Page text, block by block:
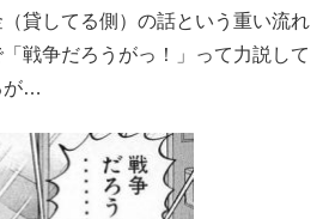
貸してる側）の話という重い流れ
戦争だろうがっ！」って力説して
が…